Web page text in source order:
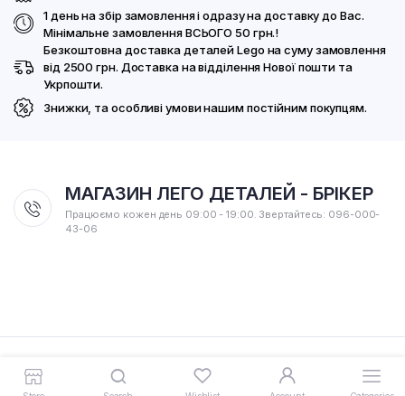
1 день на збір замовлення і одразу на доставку до Вас.
Мінімальне замовлення ВСЬОГО 50 грн.!
Безкоштовна доставка деталей Lego на суму замовлення
від 2500 грн. Доставка на відділення Нової пошти та
Укрпошти.
Знижки, та особливі умови нашим постійним покупцям.
МАГАЗИН ЛЕГО ДЕТАЛЕЙ - БРІКЕР
Працюємо кожен день 09:00 - 19:00. Звертайтесь: 096-000-
43-06
Всі зареєстровані товарні знаки Lego належать LEGO Group.